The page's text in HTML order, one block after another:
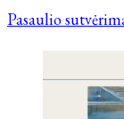
Pasaulio